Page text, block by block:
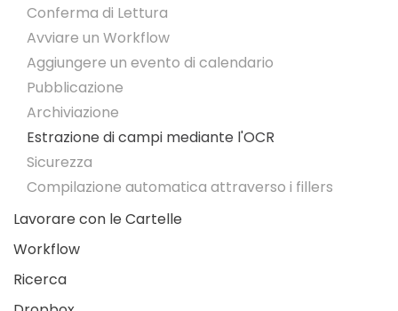
Conferma di Lettura
Avviare un Workflow
Aggiungere un evento di calendario
Pubblicazione
Archiviazione
Estrazione di campi mediante l'OCR
Sicurezza
Compilazione automatica attraverso i fillers
Lavorare con le Cartelle
Workflow
Ricerca